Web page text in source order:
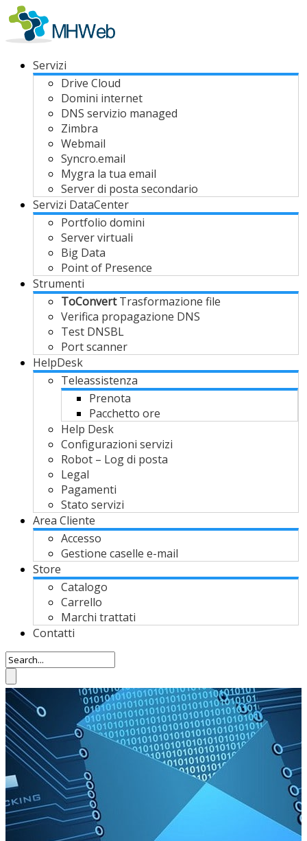
Servizi
Drive Cloud
Domini internet
DNS servizio managed
Zimbra
Webmail
Syncro.email
Mygra la tua email
Server di posta secondario
Servizi DataCenter
Portfolio domini
Server virtuali
Big Data
Point of Presence
Strumenti
ToConvertTrasformazione file
Verifica propagazione DNS
Test DNSBL
Port scanner
HelpDesk
Teleassistenza
Prenota
Pacchetto ore
Help Desk
Configurazioni servizi
Robot – Log di posta
Legal
Pagamenti
Stato servizi
Area Cliente
Accesso
Gestione caselle e-mail
Store
Catalogo
Carrello
Marchi trattati
Contatti